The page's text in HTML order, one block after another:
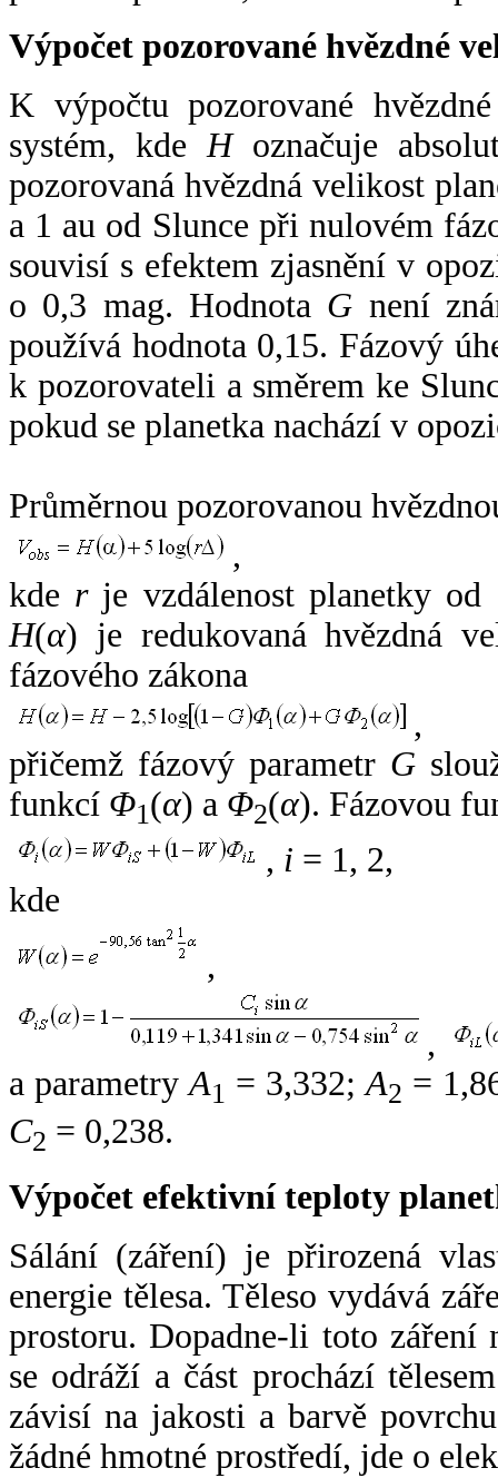
Výpočet pozorované hvězdné
K výpočtu pozorované
systém, kde Hoznačuje
pozorovaná hvězdná velikost
a 1 au od Slunce při nulovém
souvisí s efektem zjasnění v
o 0,3 mag. Hodnota G není
používá hodnota 0,15. Fázový
k pozorovateli a směrem ke
pokud se planetka nachází v
Průměrnou pozorovanou
,
kde rje vzdálenost planetky od
H(α) je redukovaná hvězdná
fázového zákona
,
přičemž fázový parametr G
funkcí Φ1(α) a Φ2(α). Fázovou
, i = 1, 2,
kde
,
,
a parametryA1 = 3,332;A2 =
C2 = 0,238.
Výpočet efektivní teploty
Sálání (záření) je přirozená
energie tělesa. Těleso vydává
prostoru. Dopadne-li toto záření
se odráží a část prochází
závisí na jakosti a barvě
žádné hmotné prostředí, jde o